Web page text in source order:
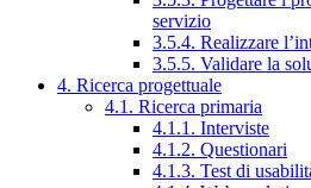
servizio
3.5.4. Realizzare
3.5.5. Validare la
4. Ricerca progettuale
4.1. Ricerca primaria
4.1.1. Interviste
4.1.2. Questionari
4.1.3. Test di